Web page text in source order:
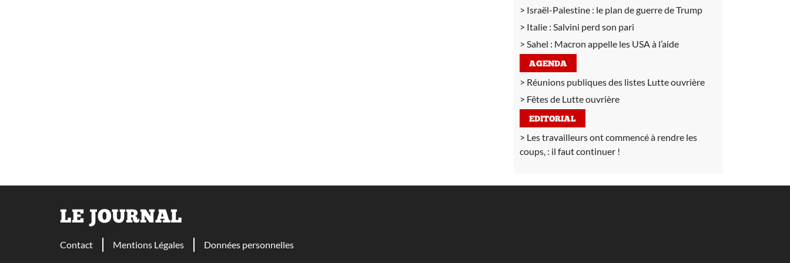
Israël-Palestine : le plan de guerre de Trump
Italie : Salvini perd son pari
Sahel : Macron appelle les USA à l’aide
AGENDA
Réunions publiques des listes Lutte ouvrière
Fêtes de Lutte ouvrière
EDITORIAL
Les travailleurs ont commencé à rendre les
coups, : il faut continuer !
LE JOURNAL
Contact Mentions Légales Données personnelles